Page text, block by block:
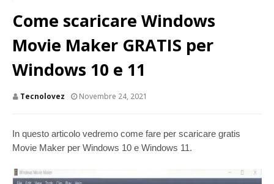
Come scaricare Windows
Movie Maker GRATIS per
Windows 10 e 11
Tecnolovez Novembre 24, 2021
In questo articolo vedremo come fare per scaricare gratis
Movie Maker per Windows 10 e Windows 11.